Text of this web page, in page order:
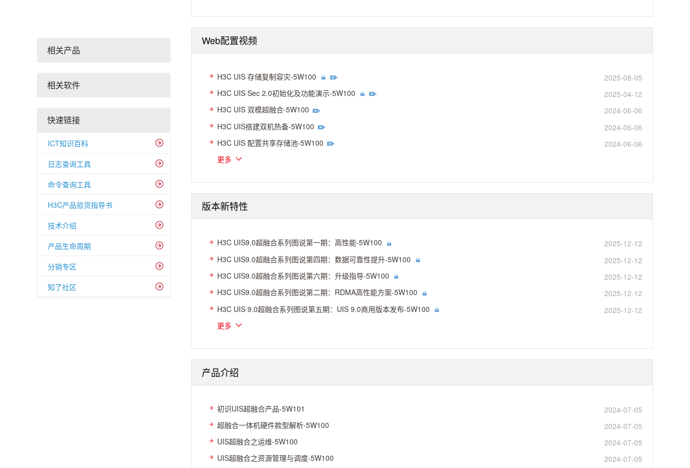
相关产品
相关软件
快速链接
ICT知识百科
日志查询工具
命令查询工具
H3C产品验货指导书
技术介绍
产品生命周期
分销专区
知了社区
Web配置视频
H3C UIS 存储复制容灾-5W100
2025-08-05
H3C UIS Sec 2.0初始化及功能演示-5W100
2025-04-12
H3C UIS 双模超融合-5W100
2024-06-06
H3C UIS搭建双机热备-5W100
2024-06-06
H3C UIS 配置共享存储池-5W100
2024-06-06
更多
版本新特性
H3C UIS9.0超融合系列图说第一期：高性能-5W100
2025-12-12
H3C UIS9.0超融合系列图说第四期：数据可靠性提升-5W100
2025-12-12
H3C UIS9.0超融合系列图说第六期：升级指导-5W100
2025-12-12
H3C UIS9.0超融合系列图说第二期：RDMA高性能方案-5W100
2025-12-12
H3C UIS 9.0超融合系列图说第五期：UIS 9.0商用版本发布-5W100
2025-12-12
更多
产品介绍
初识UIS超融合产品-5W101
2024-07-05
超融合一体机硬件款型解析-5W100
2024-07-05
UIS超融合之运维-5W100
2024-07-05
UIS超融合之资源管理与调度-5W100
2024-07-05